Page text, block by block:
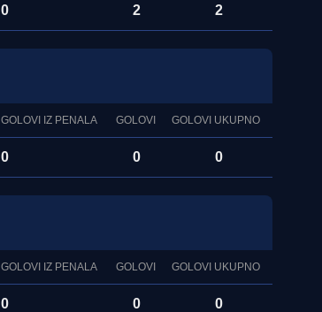
0 2 2
GOLOVI IZ PENALA GOLOVI GOLOVI UKUPNO
0 0 0
GOLOVI IZ PENALA GOLOVI GOLOVI UKUPNO
0 0 0